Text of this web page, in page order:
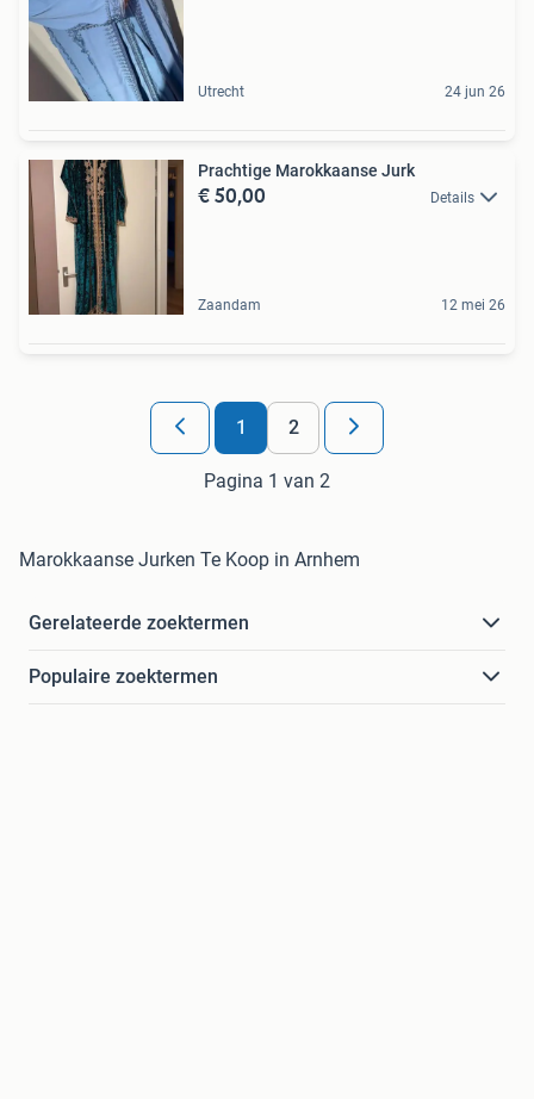
Utrecht 24 jun 26
Prachtige Marokkaanse Jurk
€ 50,00 Details
Zaandam 12 mei 26
1 2
Pagina 1 van 2
Marokkaanse Jurken Te Koop in Arnhem
Gerelateerde zoektermen
Populaire zoektermen